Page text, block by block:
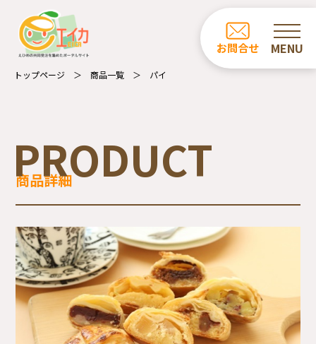
トップページ 商品一覧 パイ
お問合せ
事業所の紹介
エイカについて
受注業務について
サイトマップ
PRODUCT
商品詳細